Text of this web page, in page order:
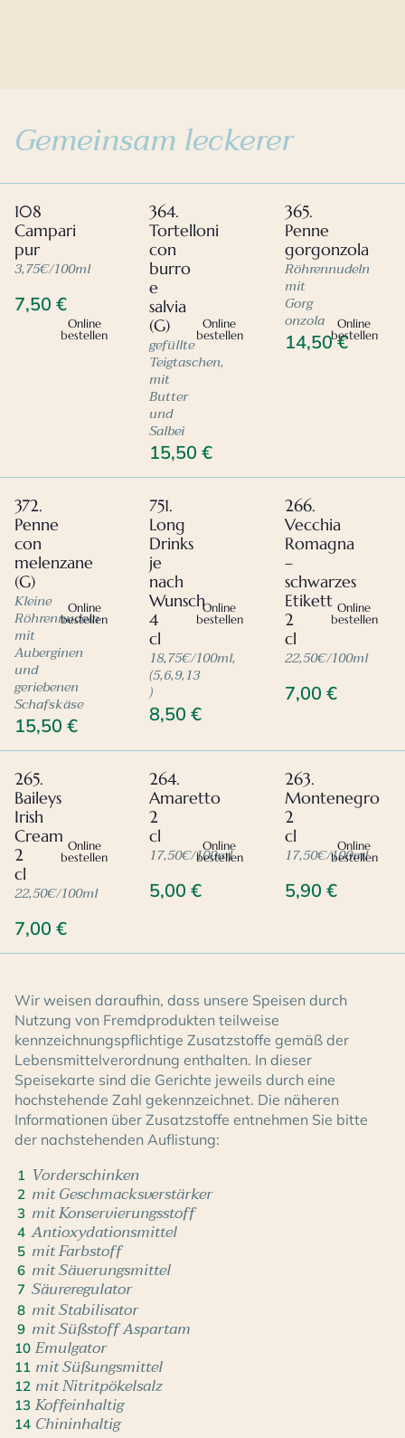
Gemeinsam leckerer
108
Campari
pur
7,50 €
3,75€/100ml
Online
bestellen
364.
Tortelloni
con
burro
e
salvia
(G)
15,50€
gefüllte
Teigtaschen,
mit
Butter
und
Salbei
Online
bestellen
365.
Penne
gorgonzola
14,50€
Röhrennudeln
mit
Gorg
onzola Online
bestellen
372.
Penne
con
melenzane
(G)
15,50 €
Kleine
Röhrennudeln
mit
Auberginen
und
geriebenen
Schafskäse
Online
bestellen
751.
Long
Drinks
je
nach
Wunsch
4
cl
8,50€
18,75€/100ml,
(5,6,9,13
)
Online
bestellen
266.
Vecchia
Romagna
–
schwarzes
Etikett
2
cl
7,00 €
22,50€/100ml
Online
bestellen
265.
Baileys
Irish
Cream
2
cl
7,00 €
22,50€/100ml
Online
bestellen
264.
Amaretto
2
cl
5,00€
17,50€/100ml
Online
bestellen
263.
Montenegro
2
cl
5,90 €
17,50€/100ml
Online
bestellen
Wir weisen daraufhin, dass unsere Speisen durch
Nutzung von Fremdprodukten teilweise
kennzeichnungspflichtige Zusatzstoffe gemäß der
Lebensmittelverordnung enthalten. In dieser
Speisekarte sind die Gerichte jeweils durch eine
hochstehende Zahl gekennzeichnet. Die näheren
Informationen über Zusatzstoffe entnehmen Sie bitte
der nachstehenden Auflistung:
1 Vorderschinken
2 mit Geschmacksverstärker
3 mit Konservierungsstoff
4 Antioxydationsmittel
5 mit Farbstoff
6 mit Säuerungsmittel
7 Säureregulator
8 mit Stabilisator
9 mit Süßstoff Aspartam
10 Emulgator
11 mit Süßungsmittel
12 mit Nitritpökelsalz
13 Koffeinhaltig
14 Chininhaltig